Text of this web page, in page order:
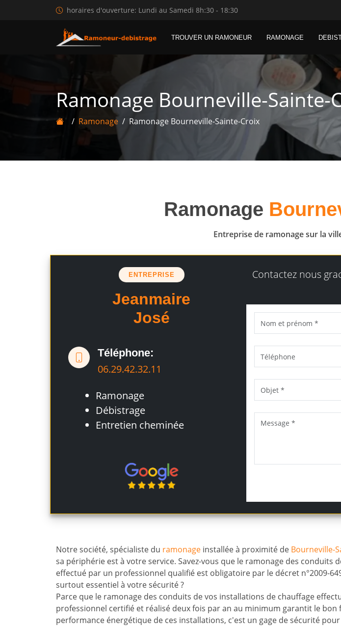
horaires d'ouverture: Lundi au Samedi 8h:30 - 18:30
TROUVER UN RAMONEUR RAMONAGE
Ramonage Bourneville-Sainte-
Ramonage Ramonage Bourneville-Sainte-Croix
Ramonage
Entreprise de ramonage sur la
ENTREPRISE
Jeanmaire
José
Téléphone:
06.29.42.32.11
Ramonage
Débistrage
Entretien cheminée
Contactez nous
Notre société, spécialiste du ramonage installée à proximité de Bourneville-
sa périphérie est à votre service. Savez-vous que le ramonage des conduits
effectué par un professionnel qualifié est obligatoire par le décret n°2009-
surtout essentiel à votre sécurité ?
Parce que le ramonage des conduits de vos installations de chauffage
professionnel certifié et réalisé deux fois par an au minimum garantit le
performance énergétique de ces installations, c'est un gage de sécurité